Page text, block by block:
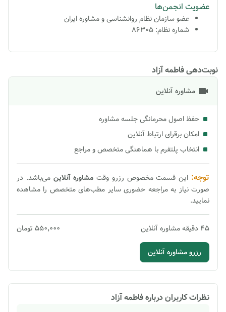
عضویت انجمن‌ها
عضو سازمان نظام روانشناسی و مشاوره ایران
شماره نظام: 86305
نوبت‌دهی فاطمه آزاد
مشاوره آنلاین
حفظ اصول محرمانگی جلسه مشاوره
امکان برقرای ارتباط آنلاین
انتخاب پلتفرم با هماهنگی متخصص و مراجع
توجه: این قسمت مخصوص رزرو وقت مشاورهآنلاین می‌باشد. در
صورت نیاز به مراجعه حضوری سایر مطب‌های متخصص را مشاهده
نمایید.
45 دقیقهمشاوره آنلاین ۵۵۰٬۰۰۰ تومان
رزرو مشاوره آنلاین
نظرات کاربران دربارهفاطمه آزاد